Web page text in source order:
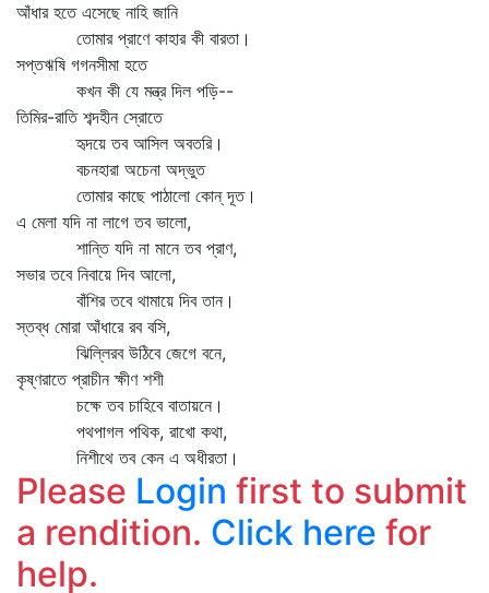
আঁধার হতে এসেছে নাহি জানি
তোমার প্রাণে কাহার কী বারতা।
সপ্তঋষি গগনসীমা হতে
কখন কী যে মন্ত্র দিল পড়ি--
তিমির-রাতি শব্দহীন স্রোতে
হৃদয়ে তব আসিল অবতরি।
বচনহারা অচেনা অদ্‌ভুত
তোমার কাছে পাঠালো কোন্‌ দূত।
এ মেলা যদি না লাগে তব ভালো,
শান্তি যদি না মানে তব প্রাণ,
সভার তবে নিবায়ে দিব আলো,
বাঁশির তবে থামায়ে দিব তান।
স্তব্ধ মোরা আঁধারে রব বসি,
ঝিল্লিরব উঠিবে জেগে বনে,
কৃষ্ণরাতে প্রাচীন ক্ষীণ শশী
চক্ষে তব চাহিবে বাতায়নে।
পথপাগল পথিক, রাখো কথা,
নিশীথে তব কেন এ অধীরতা।
Please Login first to submit
a rendition. Click here for
help.